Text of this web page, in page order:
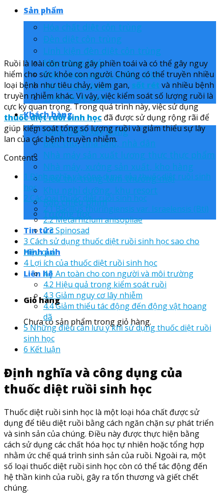
Sản phẩm
Hóa chất diệt côn trùng
Đèn diệt côn trùng
Linh kiện đèn diệt côn trùng
Máy phun khói
Máy phun sương Stihl – ULV
Hộp – bẫy chuột
Thiết bị vệ sinh
Khách hàng
Công trình xây dựng
Biệt thự, nhà phố, nhà dân
Nhà máy sản xuất lương thực thực phẩm
Nhà máy, xưởng sản xuất, kho hàng
Siêu thị, trung tâm thương mại
Khu nghỉ dưỡng, khu resort
Rạp chiếu phim
Trường học
Tin tức
Hình ảnh
Liên hệ
Giỏ hàng
Chưa có sản phẩm trong giỏ hàng.
Ruồi là loài côn trùng gây phiền toái và có thể gây nguy
hiểm cho sức khỏe con người. Chúng có thể truyền nhiều
loại bệnh như tiêu chảy, viêm gan, sốt rét và nhiều bệnh
truyền nhiễm khác. Vì vậy, việc kiểm soát số lượng ruồi là
cực kỳ quan trọng. Trong quá trình này, việc sử dụng
thuốc diệt ruồi sinh học đã được sử dụng rộng rãi để
giúp kiểm soát tổng số lượng ruồi và giảm thiểu sự lây
lan của các bệnh truyền nhiễm.
Contents
1 Định nghĩa và công dụng của thuốc diệt ruồi sinh
học
2 Các loại thuốc diệt ruồi sinh học
2.1Bacillus thuringiensis var. Israelensis (Bti)
2.2Metarhizium anisopliae
2.3Spinosad
3 Cách sử dụng thuốc diệt ruồi sinh học sao cho
hiệu quả
4Lợi ích của thuốc diệt ruồi sinh học
4.1 An toàn cho con người và môi trường
4.2 Hiệu quả trong kiểm soát ruồi
4.3 Giảm nguy cơ lây nhiễm
4.4Giảm thiểu tác động đến động vật hoang
dã
5Những điều cần lưu ý khi sử dụng thuốc diệt ruồi
sinh học
6 Kết luận
Định nghĩa và công dụng của
thuốc diệt ruồi sinh học
Thuốc diệt ruồi sinh học là một loại hóa chất được sử
dụng để tiêu diệt ruồi bằng cách ngăn chặn sự phát triển
và sinh sản của chúng. Điều này được thực hiện bằng
cách sử dụng các chất hóa học tự nhiên hoặc tổng hợp
nhằm ức chế quá trình sinh sản của ruồi. Ngoài ra, một
số loại thuốc diệt ruồi sinh học còn có thể tác động đến
hệ thần kinh của ruồi, gây ra tổn thương và giết chết
chúng.